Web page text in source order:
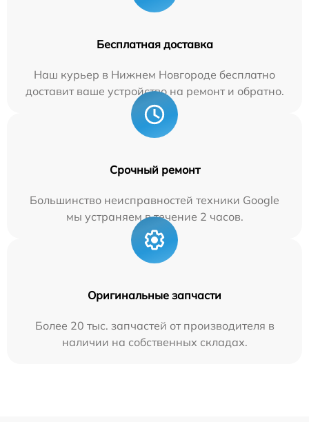
Бесплатная доставка
Наш курьер в Нижнем Новгороде бесплатно
доставит ваше устройство на ремонт и обратно.
Срочный ремонт
Большинство неисправностей техники Google
мы устраняем в течение 2 часов.
Оригинальные запчасти
Более 20 тыс. запчастей от производителя в
наличии на собственных складах.